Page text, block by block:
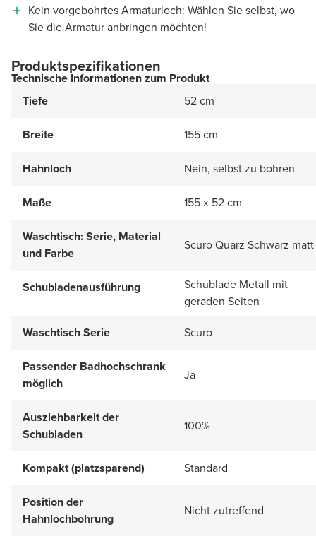
Kein vorgebohrtes Armaturloch: Wählen Sie selbst, wo
Sie die Armatur anbringen möchten!
Produktspezifikationen
Technische Informationen zum Produkt
Tiefe
52 cm
Breite 155 cm
Hahnloch Nein, selbst zu bohren
Maße 155 x 52 cm
Waschtisch: Serie, Material
und Farbe
Scuro Quarz Schwarz matt
Schubladenausführung
Schublade Metall mit
geraden Seiten
Waschtisch Serie
Scuro
Passender Badhochschrank
möglich
Ja
Ausziehbarkeit der
Schubladen
100%
Kompakt (platzsparend) Standard
Position der
Hahnlochbohrung
Nicht zutreffend